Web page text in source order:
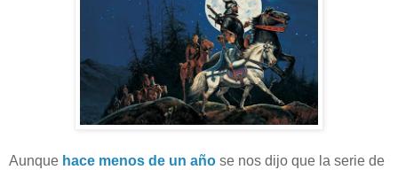
Aunque hace menos de un año se nos dijo que la serie de